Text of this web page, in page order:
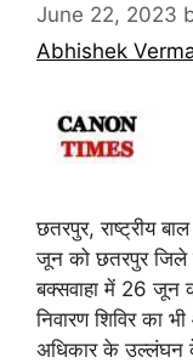
June 22, 2023
Abhishek
छतरपुर, राष्ट्रीय
जून को छतरपुर जिले
बक्सवाहा में 26 जून
निवारण शिविर का
अधिकार के उल्लंघन के